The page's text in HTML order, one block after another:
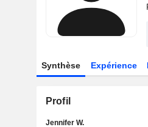
Synthèse Expérience
Profil
Jennifer W.